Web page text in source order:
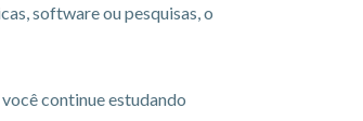
software ou pesquisas, o
você continue estudando